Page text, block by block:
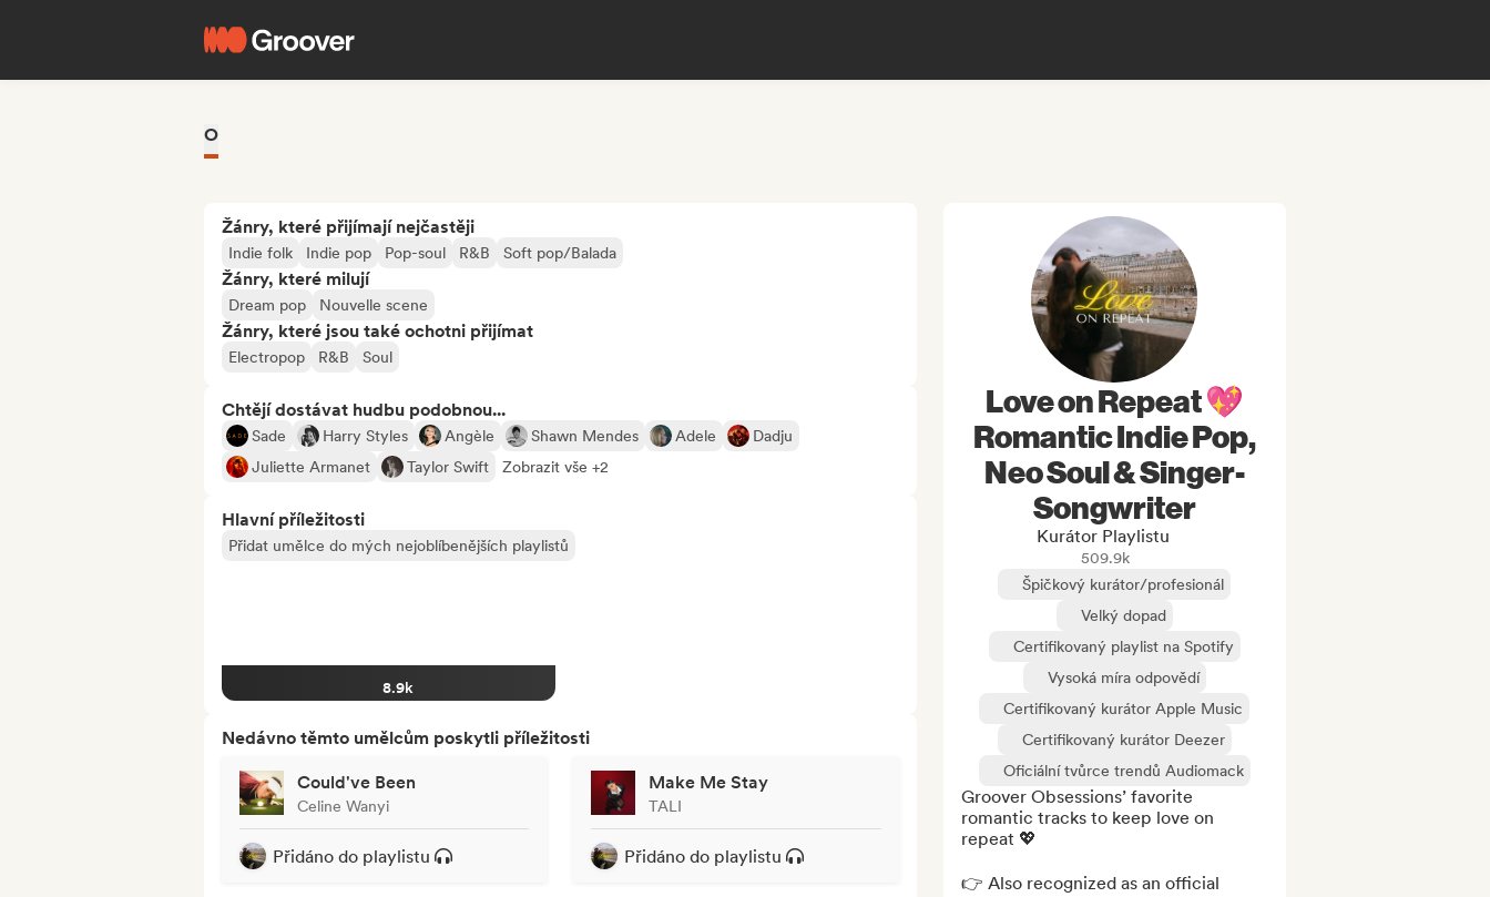
O
Žánry, které přijímají nejčastěji
Indie folk Indie pop Pop-soul R&B Soft pop/Balada
Žánry, které milují
Dream pop Nouvelle scene
Žánry, které jsou také ochotni přijímat
Electropop R&B Soul
Chtějí dostávat hudbu podobnou...
Sade Harry Styles Angèle Shawn Mendes Adele
Dadju
Juliette Armanet
Taylor Swift Zobrazit vše +2
Hlavní příležitosti
Přidat umělce do mých nejoblíbenějších playlistů
8.9k
Nedávno těmto umělcům poskytli příležitosti
Could've Been
Celine Wanyi
Přidáno do playlistu
Make Me Stay
TALI
Přidáno do playlistu
Love on Repeat 💖
Romantic Indie Pop,
Neo Soul & Singer-
Songwriter
Kurátor Playlistu
509.9k
Špičkový kurátor/profesionál
Velký dopad
Certifikovaný playlist na Spotify
Vysoká míra odpovědí
Certifikovaný kurátor Apple Music
Certifikovaný kurátor Deezer
Oficiální tvůrce trendů Audiomack
Groover Obsessions’ favorite
romantic tracks to keep love on
repeat 💖
👉 Also recognized as an official